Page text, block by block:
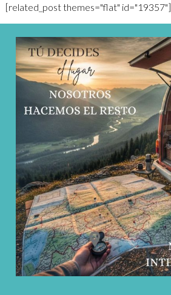
[related_post themes="flat" id="19357"]